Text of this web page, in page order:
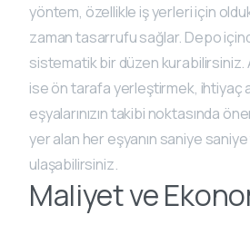
yöntem, özellikle iş yerleri için
zaman tasarrufu sağlar. Depo
sistematik bir düzen kurabilirsiniz.
ise ön tarafa yerleştirmek, ihtiyaç
eşyalarınızın takibi noktasında
yer alan her eşyanın saniye
ulaşabilirsiniz.
Maliyet ve